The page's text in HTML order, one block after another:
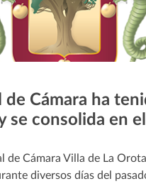
de Cámara ha
se consolida en
de Cámara Villa de La
diversos días del